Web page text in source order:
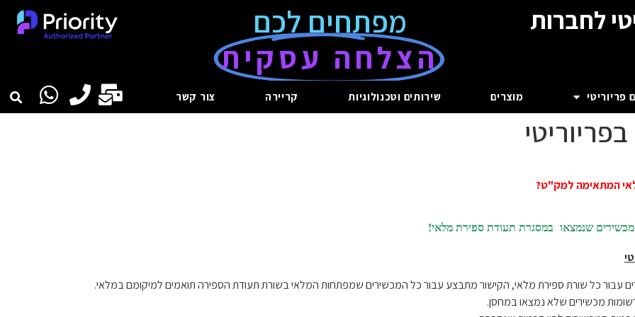
לחברות
מפתחים לכם
הצלחה עסקית
פריוריטי מוצרים שירותים וטכנולוגיות קריירה צור קשר
המתאימה למק"ט?
שנמצאו במסגרת תעודת ספירת מלאי!
עבור כל שורת ספירת מלאי, הקישור מתבצע עבור כל המכשירים שמפתחות המלאי בשורת תעודת הספירה תואמים למיקומם במלאי.
מכשירים שלא נמצאו במחסן.